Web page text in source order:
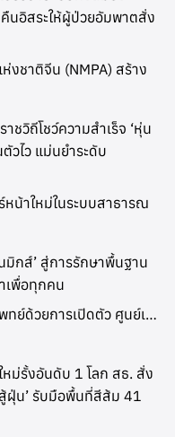
นอิสระให้ผู้ป่วยอัมพาตสั่ง
งชาติจีน (NMPA) สร้าง
พยาบาลราชวิถีโชว์ความ
จ’ นวัตกรรมแผลจิ๋ว ฟื้น
หน้าใหม่ในระบบสาธารณ
มิกส์’ สู่การรักษาพื้นฐาน
เพื่อทุกคน
ทย์ด้วยการเปิดตัว ศูนย์เ…
ม่รั้งอันดับ 1 โลก สธ. สั่ง
ฝุ่น’ รับมือพื้นที่สีส้ม 41